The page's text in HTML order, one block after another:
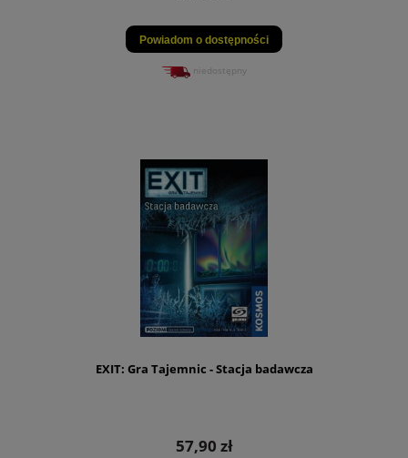
Powiadom o dostępności
niedostępny
EXIT: Gra Tajemnic - Stacja badawcza
57,90 zł